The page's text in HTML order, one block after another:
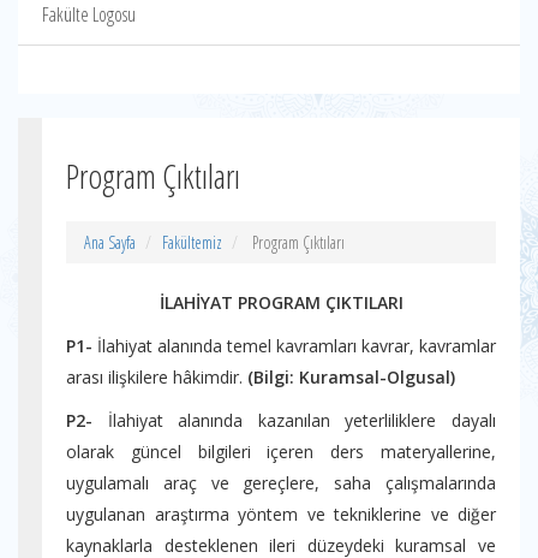
Fakülte Logosu
Program Çıktıları
Ana Sayfa Fakültemiz Program Çıktıları
İLAHİYAT PROGRAM ÇIKTILARI
P1- İlahiyat alanında temel kavramları kavrar, kavramlar
arası ilişkilere hâkimdir. (Bilgi: Kuramsal-Olgusal)
P2- İlahiyat alanında kazanılan yeterliliklere dayalı
olarak güncel bilgileri içeren ders materyallerine,
uygulamalı araç ve gereçlere, saha çalışmalarında
uygulanan araştırma yöntem ve tekniklerine ve diğer
kaynaklarla desteklenen ileri düzeydeki kuramsal ve